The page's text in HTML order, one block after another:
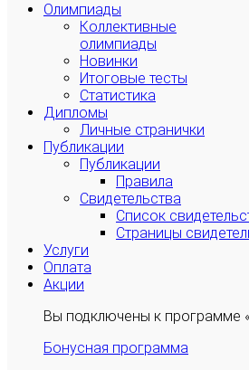
Олимпиады
Коллективные
олимпиады
Новинки
Итоговые тесты
Статистика
Дипломы
Личные странички
Публикации
Публикации
Правила
Свидетельства
Список
Страницы
Услуги
Оплата
Акции
Вы подключены к программе
Бонусная программа